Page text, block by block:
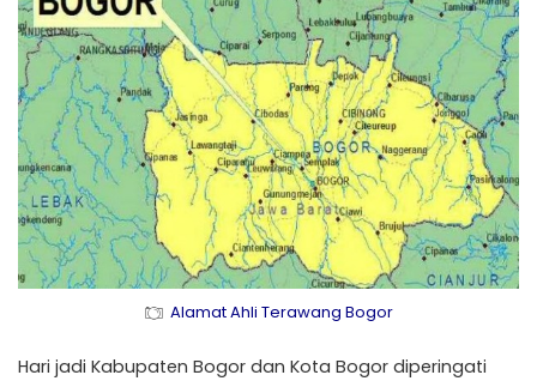
Alamat Ahli Terawang Bogor
Hari jadi Kabupaten Bogor dan Kota Bogor diperingati